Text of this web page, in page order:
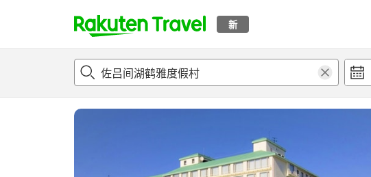
新
t
p
a
概况 客房及住宿套餐评论设施